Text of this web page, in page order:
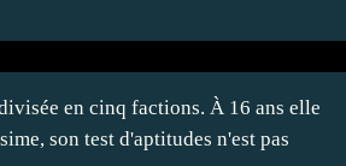
en cinq factions. À 16 ans elle
son test d'aptitudes n'est pas